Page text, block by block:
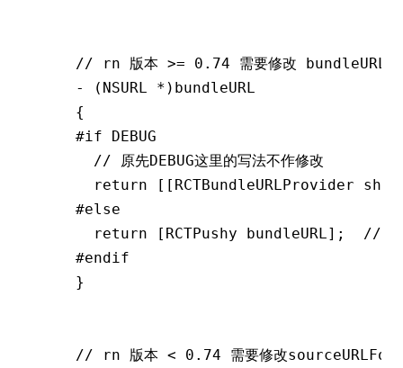
// rn 版本 >= 0.74 需要修改 bundleURL
-
(NSURL * )bundleURL
{
#if DEBUG
  // 原先DEBUG这里的写法不作修改
  return
[[RCTBundleURLProvider
#else
  return
[RCTPushy bundleURL];
//
#endif
}
// rn 版本 < 0.74 需要修改